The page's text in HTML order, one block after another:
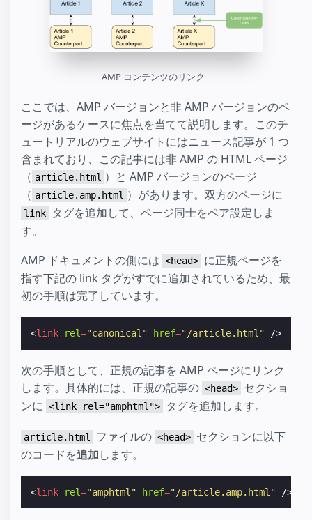
AMP コンテンツのリンク
ここでは、AMP バージョンと非 AMP バージョンのペ
ージがあるケースに焦点を当てて説明します。このチ
ュートリアルのウェブサイトにはニュース記事が 1 つ
含まれており、この記事には非 AMP の HTML ページ
（ article.html ）と AMP バージョンのページ
（ article.amp.html ）があります。双方のページに
link
タグを追加して、ページ同士をペア設定しま
す。
AMP ドキュメントの側には <head> に正規ページを
指す下記の link タグがすでに追加されているため、最
初の手順は完了しています。
<link rel="canonical" href="/article.html" />
次の手順として、正規の記事を AMP ページにリンク
します。具体的には、正規の記事の <head> セクショ
ンに <link rel="amphtml"> タグを追加します。
article.html ファイルの <head> セクションに以下
のコードを追加します。
<link rel="amphtml" href="/article.amp.html" />